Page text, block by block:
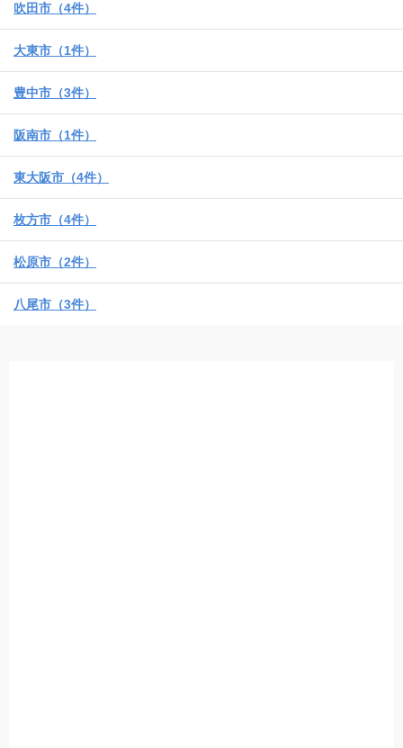
吹田市（4件）
大東市（1件）
豊中市（3件）
阪南市（1件）
東大阪市（4件）
枚方市（4件）
松原市（2件）
八尾市（3件）